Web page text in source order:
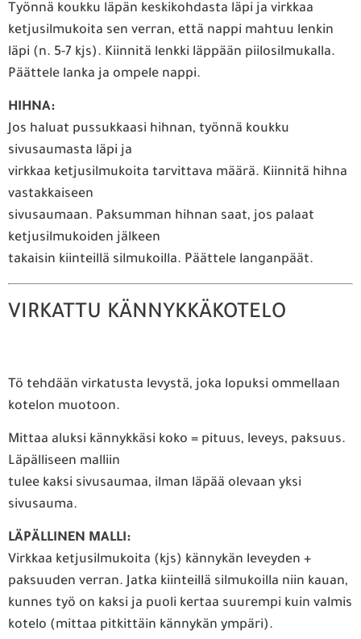
Työnnä koukku läpän keskikohdasta läpi ja virkkaa
ketjusilmukoita sen verran, että nappi mahtuu lenkin
läpi (n. 5-7 kjs). Kiinnitä lenkki läppään piilosilmukalla.
Päättele lanka ja ompele nappi.
HIHNA:
Jos haluat pussukkaasi hihnan, työnnä koukku
sivusaumasta läpi ja
virkkaa ketjusilmukoita tarvittava määrä. Kiinnitä hihna
vastakkaiseen
sivusaumaan. Paksumman hihnan saat, jos palaat
ketjusilmukoiden jälkeen
takaisin kiinteillä silmukoilla. Päättele langanpäät.
VIRKATTU KÄNNYKKÄKOTELO
Tö tehdään virkatusta levystä, joka lopuksi ommellaan
kotelon muotoon.
Mittaa aluksi kännykkäsi koko = pituus, leveys, paksuus.
Läpälliseen malliin
tulee kaksi sivusaumaa, ilman läpää olevaan yksi
sivusauma.
LÄPÄLLINEN MALLI:
Virkkaa ketjusilmukoita (kjs) kännykän leveyden +
paksuuden verran. Jatka kiinteillä silmukoilla niin kauan,
kunnes työ on kaksi ja puoli kertaa suurempi kuin valmis
kotelo (mittaa pitkittäin kännykän ympäri).